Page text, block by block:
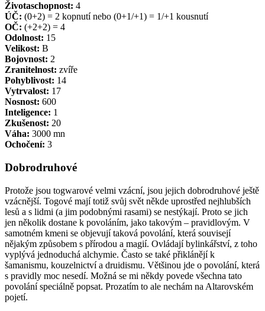
Životaschopnost: 4
ÚČ: (0+2) = 2 kopnutí nebo (0+1/+1) = 1/+1 kousnutí
OČ: (+2+2) = 4
Odolnost: 15
Velikost: B
Bojovnost: 2
Zranitelnost: zvíře
Pohyblivost: 14
Vytrvalost: 17
Nosnost: 600
Inteligence: 1
Zkušenost: 20
Váha: 3000 mn
Ochočení: 3
Dobrodruhové
Protože jsou togwarové velmi vzácní, jsou jejich dobrodruhové ještě
vzácnější. Togové mají totiž svůj svět někde uprostřed nejhlubších
lesů a s lidmi (a jim podobnými rasami) se nestýkají. Proto se jich
jen několik dostane k povoláním, jako takovým – pravidlovým. V
samotném kmeni se objevují taková povolání, která souvisejí
nějakým způsobem s přírodou a magií. Ovládají bylinkářství, z toho
vyplývá jednoduchá alchymie. Často se také přiklánějí k
šamanismu, kouzelnictví a druidismu. Většinou jde o povolání, která
s pravidly moc nesedí. Možná se mi někdy povede všechna tato
povolání speciálně popsat. Prozatím to ale nechám na Altarovském
pojetí.